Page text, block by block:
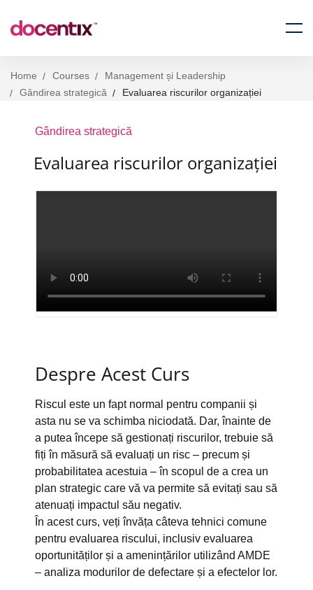
Home Courses
Management și Leadership
Gândirea strategică
Evaluarea riscurilor organizației
Gândirea strategică
Evaluarea riscurilor organizației
Despre Acest Curs
Riscul este un fapt normal pentru companii și
asta nu se va schimba niciodată. Dar, înainte de
a putea începe să gestionați riscurilor, trebuie să
fiți în măsură să evaluați un risc – precum și
probabilitatea acestuia – în scopul de a crea un
plan strategic care vă va permite să evitați sau să
atenuați impactul său negativ.
În acest curs, veți învăța câteva tehnici comune
pentru evaluarea riscului, inclusiv evaluarea
oportunităților și a amenințărilor utilizând AMDE
– analiza modurilor de defectare și a efectelor lor.